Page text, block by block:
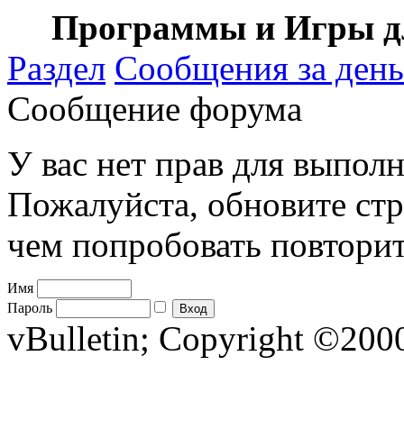
Программы и Игры
Раздел Сообщения за день
Сообщение форума
У вас нет прав для
Пожалуйста, обновите
чем попробовать
Имя
Пароль
vBulletin; Copyright